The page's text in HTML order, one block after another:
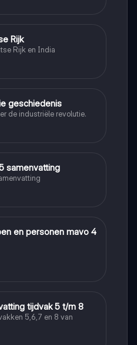
Rijk
Rijk en India
geschiedenis
de industriële revolutie.
samenvatting
en personen mavo 4
tijdvak 5 t/m 8
5,6,7 en 8 van